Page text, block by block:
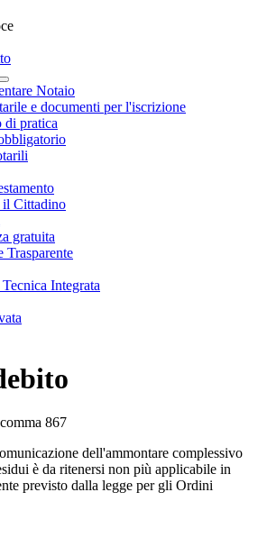
menù di secondo livello
Visualizza menù di secondo livello
Notaio
e documenti per l'iscrizione
di pratica
menù di secondo livello
il Cittadino
gratuita
Trasparente
menù di secondo livello
Integrata
867
dell'ammontare complessivo
è da ritenersi non più applicabile in
previsto dalla legge per gli Ordini